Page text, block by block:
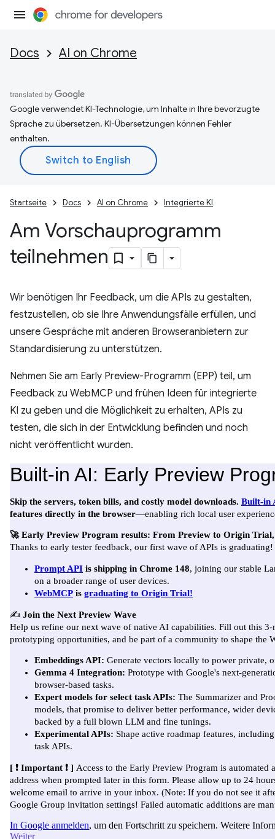
Docs AI on Chrome
Google verwendet KI-Technologie, um Inhalte in Ihre bevorzugte
Sprache zu übersetzen. KI-Übersetzungen können Fehler
enthalten.
Startseite Docs AI on Chrome Integrierte KI
Am Vorschauprogramm
teilnehmen
Wir benötigen Ihr Feedback, um die APIs zu gestalten,
festzustellen, ob sie Ihre Anwendungsfälle erfüllen, und
unsere Gespräche mit anderen Browseranbietern zur
Standardisierung zu unterstützen.
Nehmen Sie am Early Preview-Programm (EPP) teil, um
Feedback zu WebMCP und frühen Ideen für integrierte
KI zu geben und die Möglichkeit zu erhalten, APIs zu
testen, die sich in der Entwicklung befinden und noch
nicht veröffentlicht wurden.